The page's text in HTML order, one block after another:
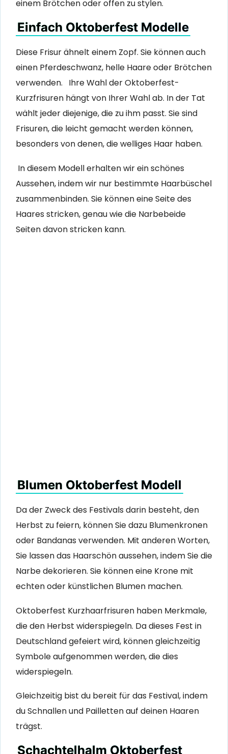
einem Brötchen oder offen zu stylen.
Einfach Oktoberfest Modelle
Diese Frisur ähnelt einem Zopf. Sie können auch
einen Pferdeschwanz, helle Haare oder Brötchen
verwenden.
Ihre Wahl der Oktoberfest-
Kurzfrisuren hängt von Ihrer Wahl ab. In der Tat
wählt jeder diejenige, die zu ihm passt. Sie sind
Frisuren, die leicht gemacht werden können,
besonders von denen, die welliges Haar haben.
In diesem Modell erhalten wir ein schönes
Aussehen, indem wir nur bestimmte Haarbüschel
zusammenbinden. Sie können eine Seite des
Haares stricken, genau wie die Narbebeide
Seiten davon stricken kann.
Blumen Oktoberfest Modell
Da der Zweck des Festivals darin besteht, den
Herbst zu feiern, können Sie dazu Blumenkronen
oder Bandanas verwenden. Mit anderen Worten,
Sie lassen das Haarschön aussehen, indem Sie die
Narbe dekorieren. Sie können eine Krone mit
echten oder künstlichen Blumen machen.
Oktoberfest Kurzhaarfrisuren haben Merkmale,
die den Herbst widerspiegeln. Da dieses Fest in
Deutschland gefeiert wird, können gleichzeitig
Symbole aufgenommen werden, die dies
widerspiegeln.
Gleichzeitig bist du bereit für das Festival, indem
du Schnallen und Pailletten auf deinen Haaren
trägst.
Schachtelhalm Oktoberfest